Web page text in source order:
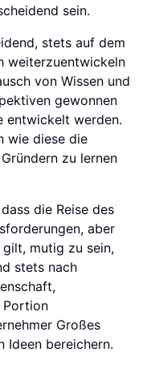
sein.
stets auf dem
weiterzuentwickeln
von Wissen und
gewonnen
entwickelt werden.
wie diese die
zu lernen
die Reise des
aber
mutig zu sein,
stets nach
Portion
Großes
Ideen bereichern.